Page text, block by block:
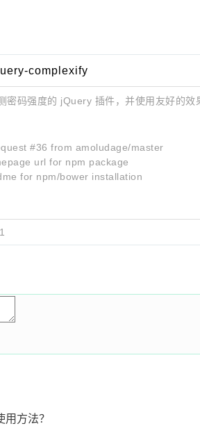
complexify
密码强度的 jQuery 插件，并使用友好的效
#36 from amoludage/master
url for npm package
for npm/bower installation
方法？